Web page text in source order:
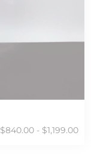
$840.00 - $1,199.00